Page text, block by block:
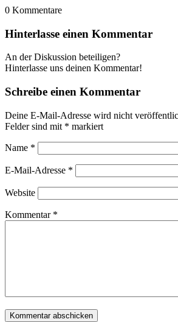
0 Kommentare
Hinterlasse einen Kommentar
An der Diskussion beteiligen?
Hinterlasse uns deinen Kommentar!
Schreibe einen Kommentar
Deine E-Mail-Adresse wird nicht
Felder sind mit * markiert
Name *
E-Mail-Adresse *
Website
Kommentar *